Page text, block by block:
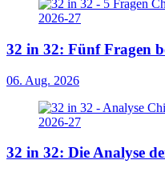
32 in 32: Fünf Fragen
06. Aug. 2026
32 in 32: Die Analyse